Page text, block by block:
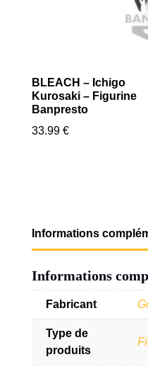
BLEACH – Ichigo
Kurosaki – Figurine
Banpresto
33.99 €
Informations
Informations
Fabricant
Type de
produits